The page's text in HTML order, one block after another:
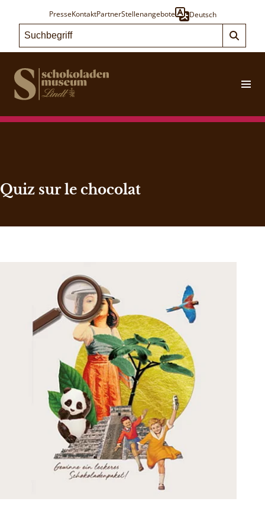
PresseKontaktPartnerStellenangebote Deutsch
Quiz sur le chocolat